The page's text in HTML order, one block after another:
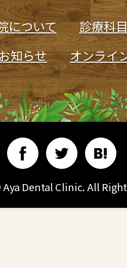
について
診療科
知らせ オンライ
Dental Clinic. All